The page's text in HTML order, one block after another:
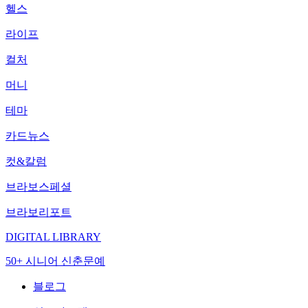
헬스
라이프
컬처
머니
테마
카드뉴스
컷&칼럼
브라보스페셜
브라보리포트
DIGITAL LIBRARY
50+ 시니어 신춘문예
블로그